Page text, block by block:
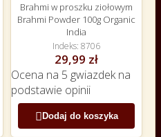
Brahmi w proszku ziołowym
Brahmi Powder 100g Organic
India
Indeks 8706
29,99 zł
Ocena na 5 gwiazdek na
podstawie opinii
 Dodaj do koszyka